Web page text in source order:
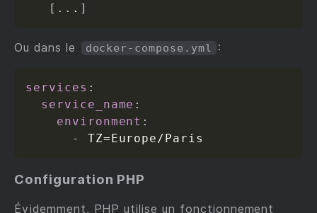
[ .. . ]
Ou dans le docker-compose.yml :
services :
service_name :
environment :
-
Configuration PHP
Évidemment, PHP utilise un fonctionnement